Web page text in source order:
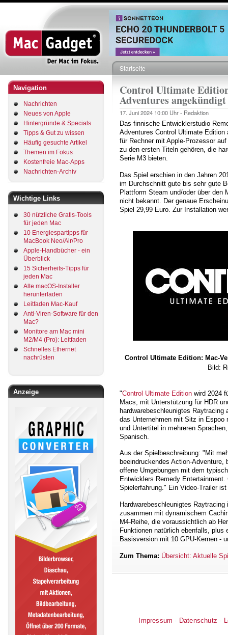
Direkt
zum
Inhalt
Navigation
Nachrichten
Neues von Apple
Hintergründe & Specials
Tipps & Gut zu wissen
Häufig gesuchte Artikel
Themen im Fokus
Kostenfreie Mac-Apps
Nachrichten-Archiv
Wichtige Links
30 nützliche Gratis-Tools
für jeden Mac
10 Energiespartipps für
MacBook Neo/Air/Pro
Apple-Handbücher - ein
Überblick
15 Sicherheits-Tipps für
jeden Mac
Alte macOS-Installer
herunterladen
Leitfaden Mac-Kauf
Anti-Viren-Software für den
Mac?
Monitore am Mac mini
M2/M4 (Pro): Leitfaden
Schnelles Ethernet
nachrüsten
Anzeige
Pfadnavigation
Startseite
Control Ultimate
Adventures angekündigt
17. Juni 2024 10:00 Uhr - Redaktion
Das finnische Entwicklerstudio
Adventures Control Ultimate
für Rechner mit Apple-Prozessor
zu den ersten Titeln gehören, die
Serie M3 bieten.
Das Spiel erschien in den Jahren
im Durchschnitt gute bis sehr gute
Plattform Steam und/oder über den
nicht bekannt. Der genaue
Spiel 29,99 Euro. Zur Installation
Control Ultimate Edition: Mac-
Bild:
"Control Ultimate Edition wird 2024
Macs, mit Unterstützung für HDR
hardwarebeschleunigtes
das Unternehmen mit Sitz in Espoo
und Untertitel in mehreren
Spanisch.
Aus der Spielbeschreibung: "Mit
beeindruckendes Action-
offene Umgebungen mit dem
Entwicklers Remedy
Spielerfahrung." Ein Video-Trailer
Hardwarebeschleunigtes
zusammen mit dynamischem
M4-Reihe, die voraussichtlich ab
Funktionen natürlich ebenfalls, plus
Basisversion mit 10 GPU-Kernen -
Zum Thema: Übersicht: Aktuelle
Impressum - Datenschutz -